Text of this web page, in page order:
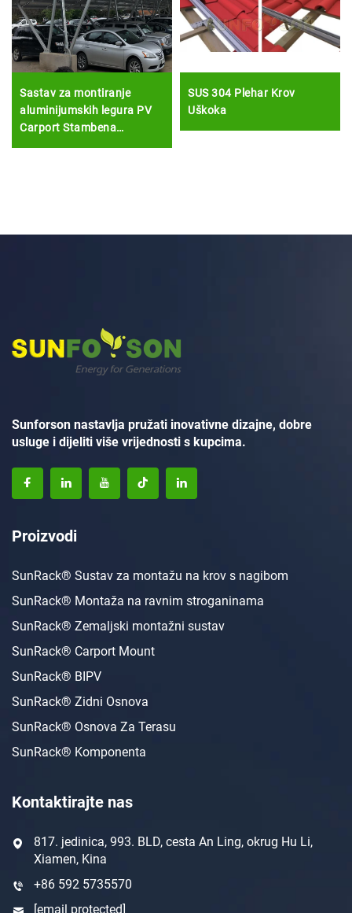
Sastav za montiranje
aluminijumskih legura PV
Carport Stambena
vodotvorna auto-sklonište
SUS 304 Plehar Krov
Uškoka
Sunforson nastavlja pružati inovativne dizajne, dobre
usluge i dijeliti više vrijednosti s kupcima.
Proizvodi
SunRack® Sustav za montažu na krov s nagibom
SunRack® Montaža na ravnim stroganinama
SunRack® Zemaljski montažni sustav
SunRack® Carport Mount
SunRack® BIPV
SunRack® Zidni Osnova
SunRack® Osnova Za Terasu
SunRack® Komponenta
Kontaktirajte nas
817. jedinica, 993. BLD, cesta An Ling, okrug Hu Li,
Xiamen, Kina
+86 592 5735570
[email protected]